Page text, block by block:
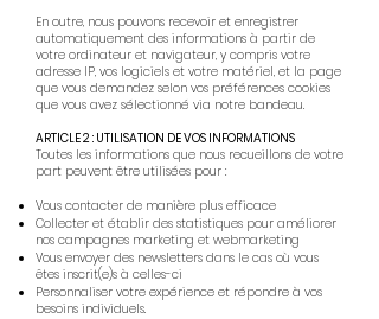
En outre, nous pouvons recevoir et enregistrer
automatiquement des informations à partir de
votre ordinateur et navigateur, y compris votre
adresse IP, vos logiciels et votre matériel, et la page
que vous demandez selon vos préférences cookies
que vous avez sélectionné via notre bandeau.
ARTICLE 2 : UTILISATION DE VOS INFORMATIONS
Toutes les informations que nous recueillons de votre
part peuvent être utilisées pour :
Vous contacter de manière plus efficace
Collecter et établir des statistiques pour améliorer
nos campagnes marketing et webmarketing
Vous envoyer des newsletters dans le cas où vous
êtes inscrit(e)s à celles-ci
Personnaliser votre expérience et répondre à vos
besoins individuels.